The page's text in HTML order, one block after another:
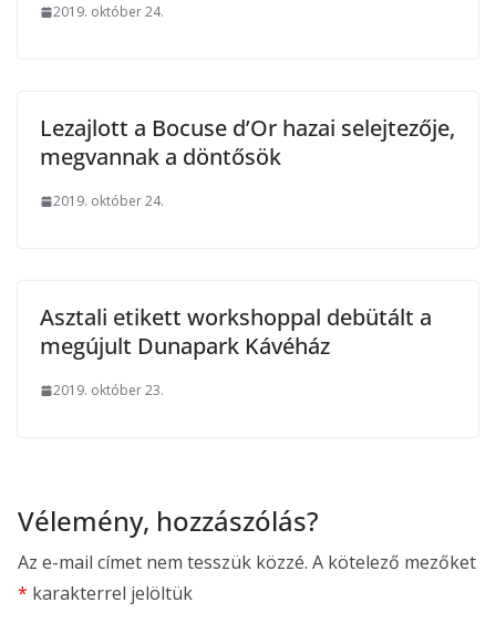
2019. október 24.
Lezajlott a Bocuse d’Or hazai selejtezője,
megvannak a döntősök
2019. október 24.
Asztali etikett workshoppal debütált a
megújult Dunapark Kávéház
2019. október 23.
Vélemény, hozzászólás?
Az e-mail címet nem tesszük közzé. A kötelező mezőket
* karakterrel jelöltük